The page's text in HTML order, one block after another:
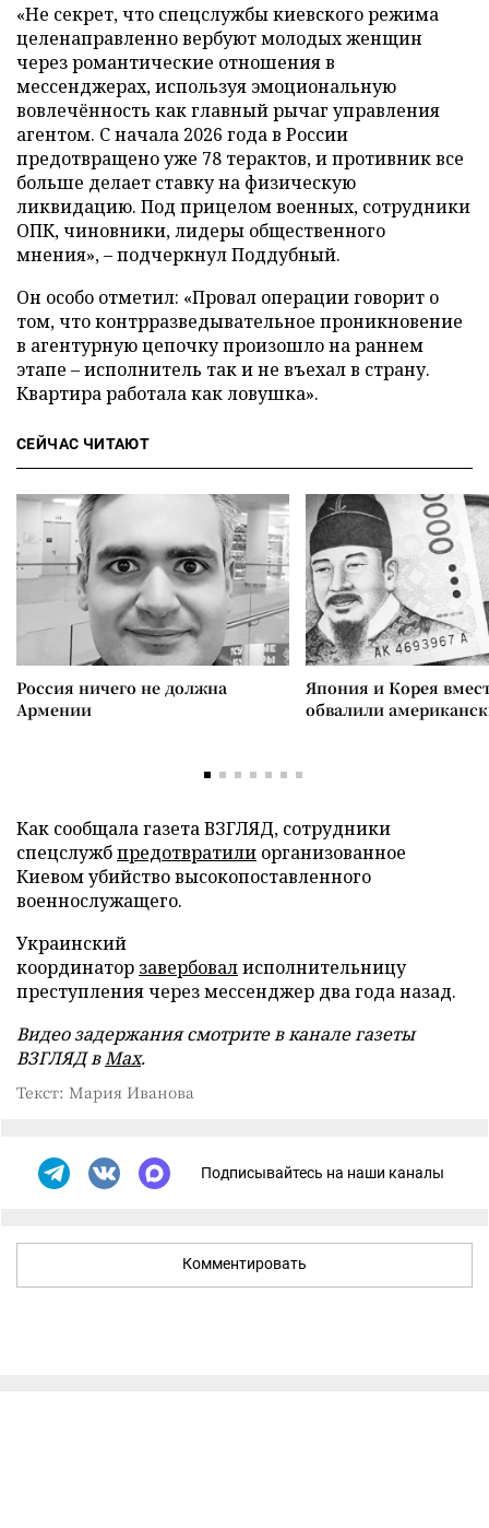
«Не секрет, что спецслужбы киевского режима
целенаправленно вербуют молодых женщин
через романтические отношения в
мессенджерах, используя эмоциональную
вовлечённость как главный рычаг управления
агентом. С начала 2026 года в России
предотвращено уже 78 терактов, и противник все
больше делает ставку на физическую
ликвидацию. Под прицелом военных, сотрудники
ОПК, чиновники, лидеры общественного
мнения», – подчеркнул Поддубный.
Он особо отметил: «Провал операции говорит о
том, что контрразведывательное проникновение
в агентурную цепочку произошло на раннем
этапе – исполнитель так и не въехал в страну.
Квартира работала как ловушка».
СЕЙЧАС ЧИТАЮТ
Россия ничего не должна
Армении
Япония и Корея
обвалили
Как сообщала газета ВЗГЛЯД, сотрудники
спецслужбпредотвратили организованное
Киевом убийство высокопоставленного
военнослужащего.
Украинский
координатор завербовалисполнительницу
преступления через мессенджер два года назад.
Видео задержания смотрите в канале газеты
ВЗГЛЯД вMax.
Текст: Мария Иванова
Подписывайтесь на наши каналы
Комментировать